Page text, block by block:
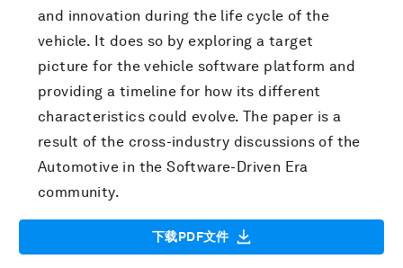
and innovation during the life cycle of the
vehicle. It does so by exploring a target
picture for the vehicle software platform and
providing a timeline for how its different
characteristics could evolve. The paper is a
result of the cross-industry discussions of the
Automotive in the Software-Driven Era
community.
下载PDF文件